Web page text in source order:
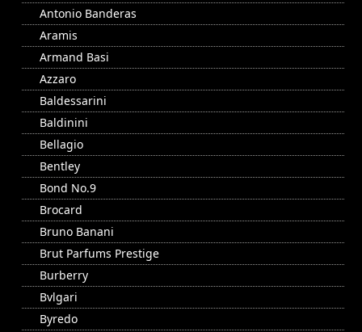
Antonio Banderas
Aramis
Armand Basi
Azzaro
Baldessarini
Baldinini
Bellagio
Bentley
Bond No.9
Brocard
Bruno Banani
Brut Parfums Prestige
Burberry
Bvlgari
Byredo